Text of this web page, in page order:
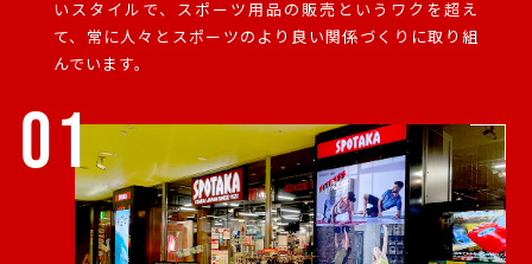
いスタイルで、 スポーツ用品の販売というワクを超え
て、常に人々とスポーツのより良い関係づくりに取り組
んでいます。
01